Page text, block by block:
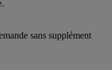
sans supplément